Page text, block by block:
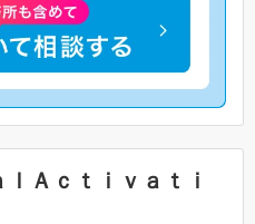
Ａｃｔｉｖａｔｉ